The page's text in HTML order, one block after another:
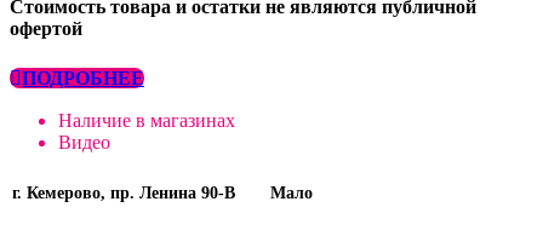
Стоимость товара и остатки не являются публичной
офертой
ПОДРОБНЕЕ
Наличие в магазинах
Видео
г. Кемерово, пр. Ленина 90-В Мало